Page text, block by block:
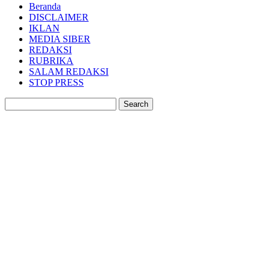
Beranda
DISCLAIMER
IKLAN
MEDIA SIBER
REDAKSI
RUBRIKA
SALAM REDAKSI
STOP PRESS